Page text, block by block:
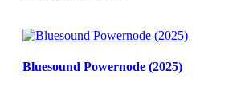
Bluesound Powernode (2025)